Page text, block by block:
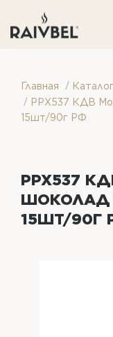
Главная / Каталог
/ PPX537 КДВ
15шт/90г РФ
PPX537
ШОКОЛАД
15ШТ/90Г